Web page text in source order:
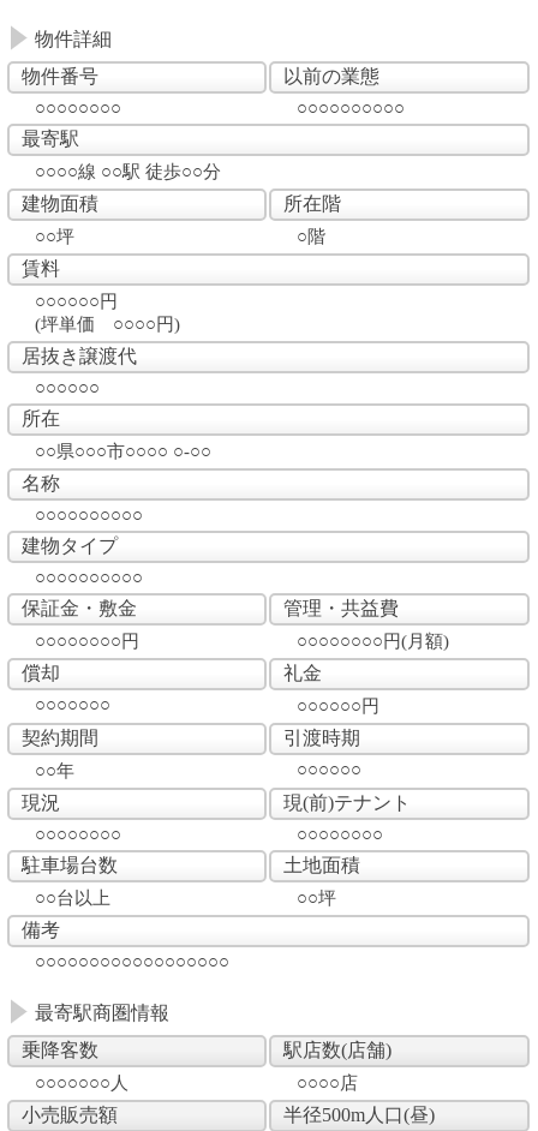
物件詳細
物件番号
以前の業態
○○○○○○○○ ○○○○○○○○○○
最寄駅
○○○○線 ○○駅 徒歩○○分
建物面積 所在階
○○坪 ○階
賃料
○○○○○○円
(坪単価 ○○○○円)
居抜き譲渡代
○○○○○○
所在
○○県○○○市○○○○ ○-○○
名称
○○○○○○○○○○
建物タイプ
○○○○○○○○○○
保証金・敷金 管理・共益費
○○○○○○○○円 ○○○○○○○○円(月額)
償却 礼金
○○○○○○○ ○○○○○○円
契約期間 引渡時期
○○年 ○○○○○○
現況 現(前)テナント
○○○○○○○○ ○○○○○○○○
駐車場台数 土地面積
○○台以上 ○○坪
備考
○○○○○○○○○○○○○○○○○○
最寄駅商圏情報
乗降客数
駅店数(店舗)
○○○○○○○人 ○○○○店
小売販売額 半径500m人口(昼)